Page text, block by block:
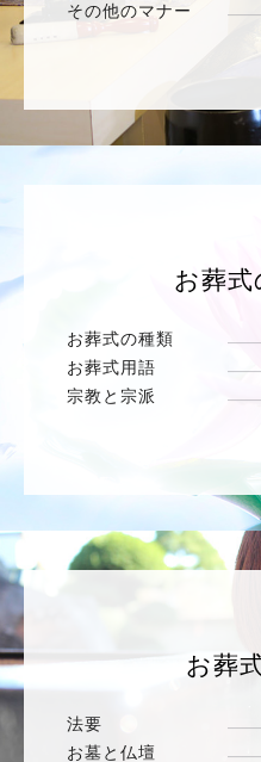
その他のマナー
お葬式
お葬式の種類
お葬式用語
宗教と宗派
お葬
法要
お墓と仏壇